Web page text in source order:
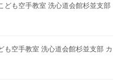
ども空手教室 洗心道会館杉並支部
も空手教室 洗心道会館杉並支部 カ